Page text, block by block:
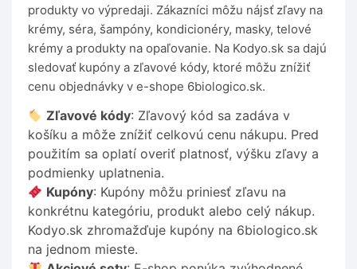
produkty vo výpredaji. Zákazníci môžu nájsť zľavy na
krémy, séra, šampóny, kondicionéry, masky, telové
krémy a produkty na opaľovanie. Na Kodyo.sk sa dajú
sledovať kupóny a zľavové kódy, ktoré môžu znížiť
cenu objednávky v e-shope 6biologico.sk.
Zľavové kódy: Zľavový kód sa zadáva v
košíku a môže znížiť celkovú cenu nákupu. Pred
použitím sa oplatí overiť platnosť, výšku zľavy a
podmienky uplatnenia.
Kupóny: Kupóny môžu priniesť zľavu na
konkrétnu kategóriu, produkt alebo celý nákup.
Kodyo.sk zhromažďuje kupóny na 6biologico.sk
na jednom mieste.